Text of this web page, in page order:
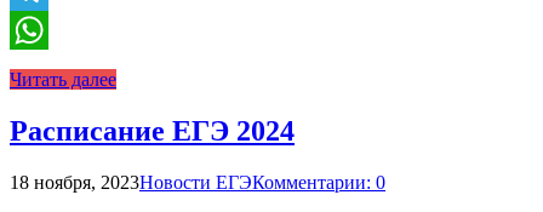
Telegram
WhatsApp
Читать далее
Расписание ЕГЭ 2024
18 ноября, 2023Новости ЕГЭКомментарии: 0